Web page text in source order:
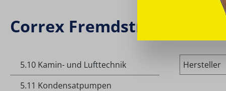
Correx
5.10 Kamin- und Lufttechnik
5.11 Kondensatpumpen
Hersteller